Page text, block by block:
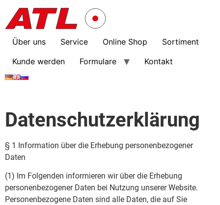
Über uns Service Online Shop
Sortiment
Kunde werden
Formulare Kontakt
Datenschutzerklärung
§ 1 Information über die Erhebung personenbezogener
Daten
(1) Im Folgenden informieren wir über die Erhebung
personenbezogener Daten bei Nutzung unserer Website.
Personenbezogene Daten sind alle Daten, die auf Sie